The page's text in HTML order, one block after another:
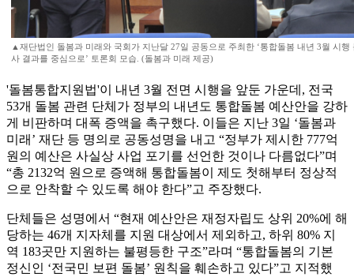
▲재단법인 돌봄과 미래와 국회가 지난달 27일 공동으로 주최한 ‘통합돌봄 내년 3월 시
사 결과를 중심으로’ 토론회 모습. (돌봄과 미래 제공)
'돌봄통합지원법'이 내년 3월 전면 시행을 앞둔 가운데, 전국
53개 돌봄 관련 단체가 정부의 내년도 통합돌봄 예산안을 강하
게 비판하며 대폭 증액을 촉구했다. 이들은 지난 3일 ‘돌봄과
미래’ 재단 등 명의로 공동성명을 내고 “정부가 제시한 777억
원의 예산은 사실상 사업 포기를 선언한 것이나 다름없다”며
“총 2132억 원으로 증액해 통합돌봄이 제도 첫해부터 정상적
으로 안착할 수 있도록 해야 한다”고 주장했다.
단체들은 성명에서 “현재 예산안은 재정자립도 상위 20%에 해
당하는 46개 지자체를 지원 대상에서 제외하고, 하위 80% 지
역 183곳만 지원하는 불평등한 구조”라며 “통합돌봄의 기본
정신인 ‘전국민 보편 돌봄’ 원칙을 훼손하고 있다”고 지적했